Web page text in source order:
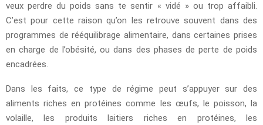
veux perdre du poids sans te sentir « vidé » ou trop affaibli.
C’est pour cette raison qu’on les retrouve souvent dans des
programmes de rééquilibrage alimentaire, dans certaines prises
en charge de l’obésité, ou dans des phases de perte de poids
encadrées.
Dans les faits, ce type de régime peut s’appuyer sur des
aliments riches en protéines comme les œufs, le poisson, la
volaille, les produits laitiers riches en protéines, les